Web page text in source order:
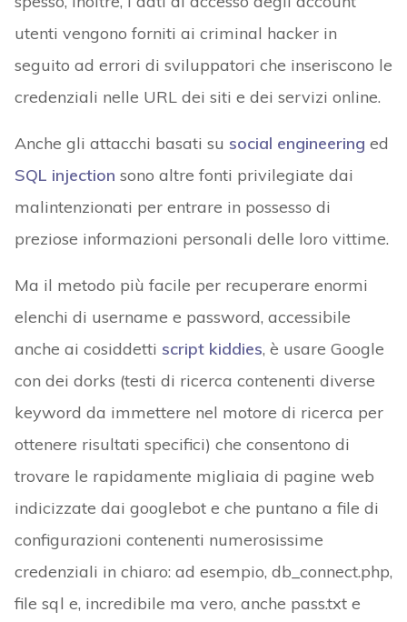
utenti vengono forniti ai criminal hacker in
seguito ad errori di sviluppatori che inseriscono le
credenziali nelle URL dei siti e dei servizi online.
Anche gli attacchi basati su social engineering ed
SQL injection sono altre fonti privilegiate dai
malintenzionati per entrare in possesso di
preziose informazioni personali delle loro vittime.
Ma il metodo più facile per recuperare enormi
elenchi di username e password, accessibile
anche ai cosiddetti script kiddies, è usare Google
con dei dorks (testi di ricerca contenenti diverse
keyword da immettere nel motore di ricerca per
ottenere risultati specifici) che consentono di
trovare le rapidamente migliaia di pagine web
indicizzate dai googlebot e che puntano a file di
configurazioni contenenti numerosissime
credenziali in chiaro: ad esempio, db_connect.php,
file sql e, incredibile ma vero, anche pass.txt e